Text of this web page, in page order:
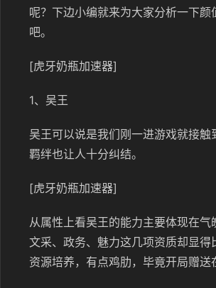
呢？下边小编就来为大家分析一下
吧。
[虎牙奶瓶加速器]
1、吴王
吴王可以说是我们刚一进游戏就接
羁绊也让人十分纠结。
[虎牙奶瓶加速器]
从属性上看吴王的能力主要体现在气
文采、政务、魅力这几项资质却显
资源培养，有点鸡肋，毕竟开局赠送